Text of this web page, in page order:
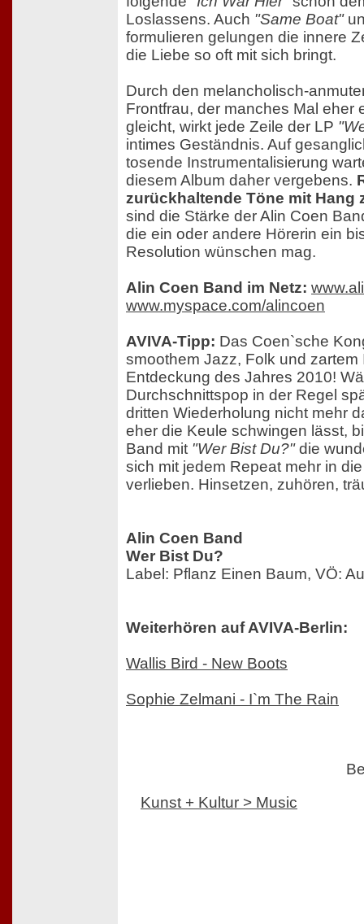
Loslassens. Auch "Same Boat"
formulieren gelungen die innere
die Liebe so oft mit sich bringt.
Durch den melancholisch-
Frontfrau, der manches Mal eher
gleicht, wirkt jede Zeile der LP
intimes Geständnis. Auf
tosende Instrumentalisierung
diesem Album daher vergebens.
zurückhaltende Töne mit Hang
sind die Stärke der Alin Coen
die ein oder andere Hörerin ein
Resolution wünschen mag.
Alin Coen Band im Netz:
www.myspace.com/alincoen
AVIVA-Tipp: Das Coen`sche
smoothem Jazz, Folk und zartem
Entdeckung des Jahres 2010!
Durchschnittspop in der Regel
dritten Wiederholung nicht mehr
eher die Keule schwingen lässt,
Band mit "Wer Bist Du?"die
sich mit jedem Repeat mehr in
verlieben. Hinsetzen, zuhören,
Alin Coen Band
Wer Bist Du?
Label: Pflanz Einen Baum, VÖ:
Weiterhören auf AVIVA-Berlin:
Wallis Bird - New Boots
Sophie Zelmani - I`m The Rain
Kunst + Kultur > Music